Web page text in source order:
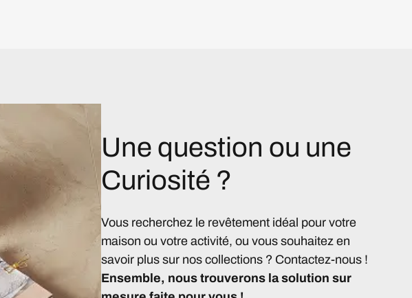
Une question ou une
Curiosité ?
Vous recherchez le revêtement idéal pour votre
maison ou votre activité, ou vous souhaitez en
savoir plus sur nos collections ? Contactez-nous !
Ensemble, nous trouverons la solution sur